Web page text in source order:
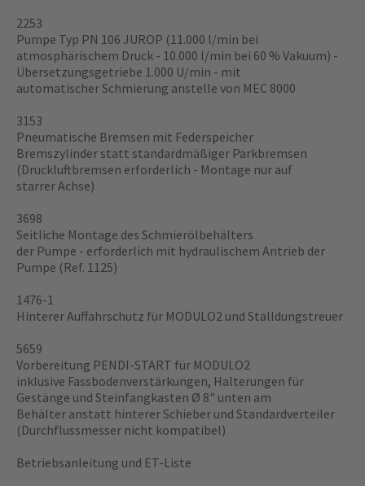
2253
Pumpe Typ PN 106 JUROP (11.000 l/min bei
atmosphärischem Druck - 10.000 l/min bei 60 % Vakuum) -
Übersetzungsgetriebe 1.000 U/min - mit
automatischer Schmierung anstelle von MEC 8000
3153
Pneumatische Bremsen mit Federspeicher
Bremszylinder statt standardmäßiger Parkbremsen
(Druckluftbremsen erforderlich - Montage nur auf
starrer Achse)
3698
Seitliche Montage des Schmierölbehälters
der Pumpe - erforderlich mit hydraulischem Antrieb der
Pumpe (Ref. 1125)
1476-1
Hinterer Auffahrschutz für MODULO2 und Stalldungstreuer
5659
Vorbereitung PENDI-START für MODULO2
inklusive Fassbodenverstärkungen, Halterungen für
Gestänge und Steinfangkasten Ø 8" unten am
Behälter anstatt hinterer Schieber und Standardverteiler
(Durchflussmesser nicht kompatibel)
Betriebsanleitung und ET-Liste